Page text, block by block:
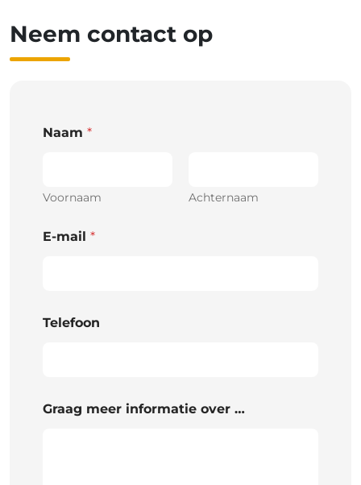
Neem contact op
Naam *
Voornaam Achternaam
E-mail *
Telefoon
Graag meer informatie over …